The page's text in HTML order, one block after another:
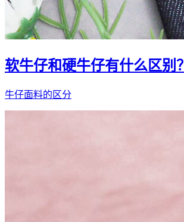
软牛仔和硬牛仔有什么区别？
牛仔面料的区分